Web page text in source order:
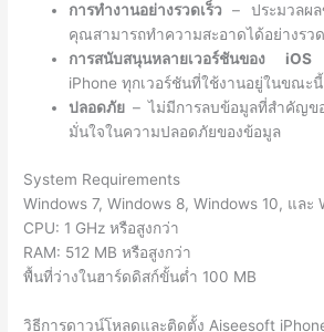
การทำงานอย่างรวดเร็ว – ประมวลผล
คุณสามารถทำความสะอาดได้อย่างรวด
การสนับสนุนหลายเวอร์ชันของ iOS
iPhone ทุกเวอร์ชันที่ใช้งานอยู่ในขณะนี้
ปลอดภัย – ไม่มีการลบข้อมูลที่สำคัญ
มั่นใจในความปลอดภัยของข้อมูล
System Requirements
Windows 7, Windows 8, Windows 10, และ
CPU: 1 GHz หรือสูงกว่า
RAM: 512 MB หรือสูงกว่า
พื้นที่ว่างในฮาร์ดดิสก์ขั้นต่ำ 100 MB
วิธีการดาวน์โหลดและติดตั้ง Aiseesoft